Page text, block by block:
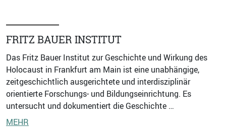
FRITZ BAUER INSTITUT
Das Fritz Bauer Institut zur Geschichte und Wirkung des
Holocaust in Frankfurt am Main ist eine unabhängige,
zeitgeschichtlich ausgerichtete und interdisziplinär
orientierte Forschungs- und Bildungseinrichtung. Es
untersucht und dokumentiert die Geschichte …
MEHR